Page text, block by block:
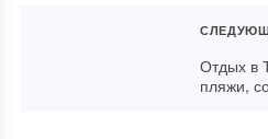
Отдых в
пляжи,